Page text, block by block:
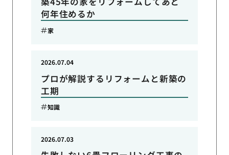
何年住めるか
家
プロが解説するリフォームと新築の
工期
2026.07.04
知識
2026.07.03